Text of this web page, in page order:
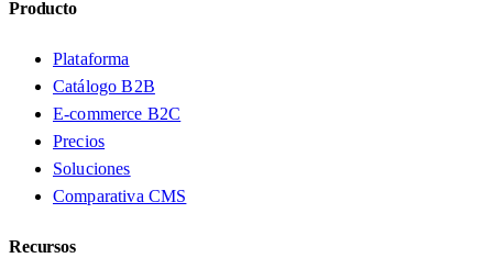
Producto
Plataforma
Catálogo B2B
E-commerce B2C
Precios
Soluciones
Comparativa CMS
Recursos